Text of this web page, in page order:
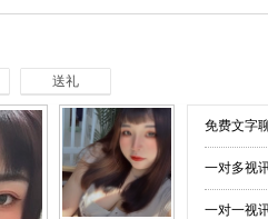
送礼
免费文字
一对多视
一对一视